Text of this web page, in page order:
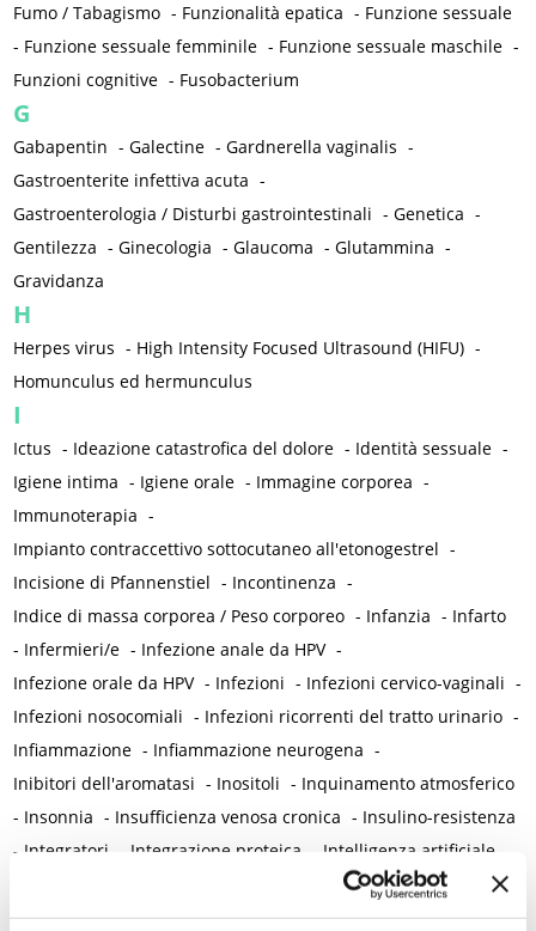
Fumo / Tabagismo - Funzionalità epatica - Funzione sessuale
- Funzione sessuale femminile - Funzione sessuale maschile -
Funzioni cognitive - Fusobacterium
G
Gabapentin -Galectine -Gardnerella vaginalis -
Gastroenterite infettiva acuta -
Gastroenterologia / Disturbi gastrointestinali -Genetica -
Gentilezza -Ginecologia -Glaucoma -Glutammina -
Gravidanza
H
Herpes virus - High Intensity Focused Ultrasound (HIFU) -
Homunculus ed hermunculus
I
Ictus - Ideazione catastrofica del dolore - Identità sessuale -
Igiene intima - Igiene orale - Immagine corporea -
Immunoterapia -
Impianto contraccettivo sottocutaneo all'etonogestrel -
Incisione di Pfannenstiel - Incontinenza -
Indice di massa corporea / Peso corporeo - Infanzia - Infarto
- Infermieri/e - Infezione anale da HPV -
Infezione orale da HPV - Infezioni - Infezioni cervico-vaginali -
Infezioni nosocomiali - Infezioni ricorrenti del tratto urinario -
Infiammazione - Infiammazione neurogena -
Inibitori dell'aromatasi - Inositoli - Inquinamento atmosferico
- Insonnia - Insufficienza venosa cronica - Insulino-resistenza
- Integratori Integrazione proteica Intelligenza artificiale
Interruzione volontaria di gravidanza (IVG) -Intestino -